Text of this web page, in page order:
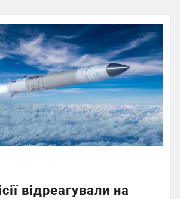
відреагували на